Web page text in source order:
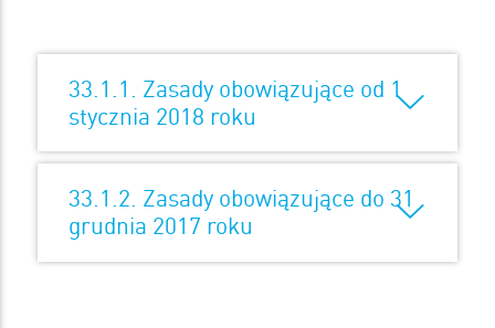
33.1.1. Zasady obowiązujące od 1
stycznia 2018 roku
33.1.2. Zasady obowiązujące do 31
grudnia 2017 roku